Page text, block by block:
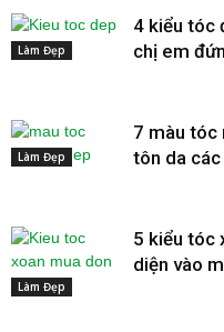
Làm Đẹp
4 kiểu tóc
chị em
Làm Đẹp
7 màu tóc
tôn da
Làm Đẹp
5 kiểu tóc
diện vào